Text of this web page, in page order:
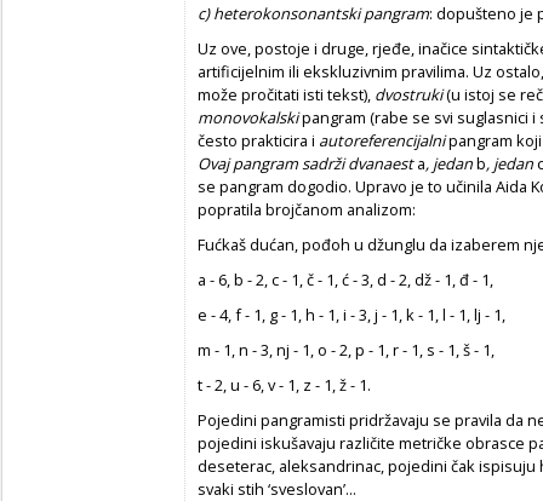
c) heterokonsonantski pangram: dopušteno je
Uz ove, postoje i druge, rjeđe, inačice
artificijelnim ili ekskluzivnim pravilima. Uz
može pročitati isti tekst), dvostruki(u istoj se
monovokalskipangram (rabe se svi suglasnici i
često prakticira i autoreferencijalnipangram
Ovaj pangram sadrži dvanaesta, jedanb, jedan
se pangram dogodio. Upravo je to učinila Aida
popratila brojčanom analizom:
Fućkaš dućan, pođoh u džunglu da izaberem
a - 6, b - 2, c - 1, č - 1, ć - 3, d - 2, dž - 1, đ - 1,
e - 4, f - 1, g - 1, h - 1, i - 3, j - 1, k - 1, l - 1, lj - 1,
m - 1, n - 3, nj - 1, o - 2, p - 1, r - 1, s - 1, š - 1,
t - 2, u - 6, v - 1, z - 1, ž - 1.
Pojedini pangramisti pridržavaju se pravila da
pojedini iskušavaju različite metričke obrasce
deseterac, aleksandrinac, pojedini čak
svaki stih ‘sveslovan’...